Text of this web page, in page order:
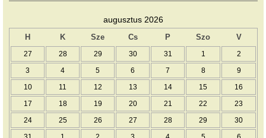
augusztus 2026
H K Sze Cs P Szo V
27 28 29 30 31 1 2
3 4 5 6 7 8 9
10 11 12 13 14 15 16
17 18 19 20 21 22 23
24 25 26 27 28 29 30